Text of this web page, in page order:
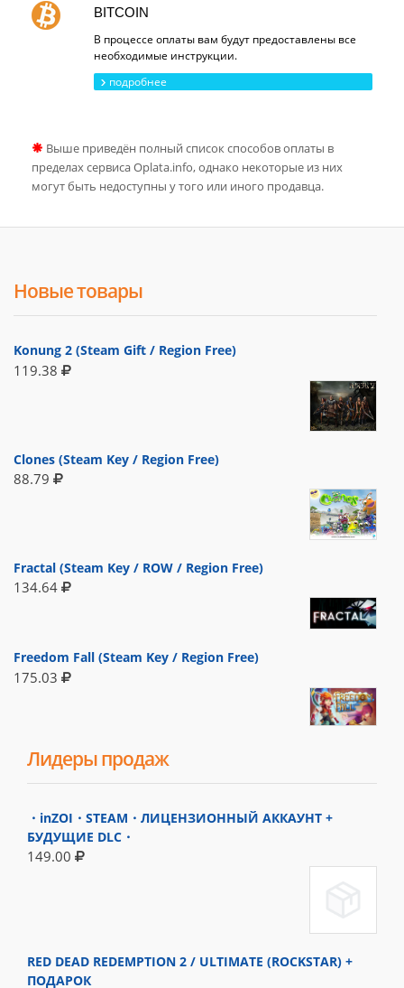
BITCOIN
В процессе оплаты вам будут предоставлены все
необходимые инструкции.
подробнее
Выше приведён полный список способов оплаты в
пределах сервиса Oplata.info, однако некоторые из них
могут быть недоступны у того или иного продавца.
Новые товары
Konung 2 (Steam Gift / Region Free)
119.38
Clones (Steam Key / Region Free)
88.79
Fractal (Steam Key / ROW / Region Free)
134.64
Freedom Fall (Steam Key / Region Free)
175.03
Лидеры продаж
・inZOI・STEAM・ЛИЦЕНЗИОННЫЙ АККАУНТ +
БУДУЩИЕ DLC・
149.00
RED DEAD REDEMPTION 2 / ULTIMATE (ROCKSTAR) +
ПОДАРОК